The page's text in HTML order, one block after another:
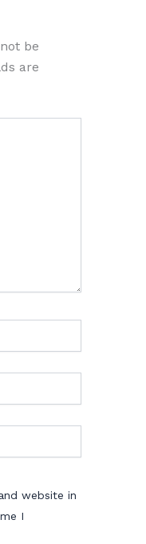
be
are
website in
I